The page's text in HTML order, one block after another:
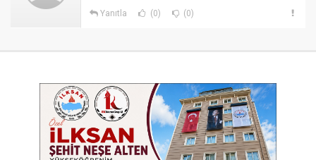
Yanıtla (0) (0)